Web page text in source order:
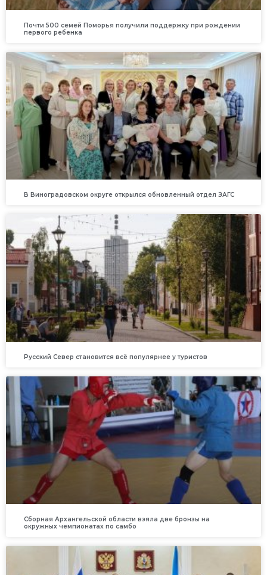
Почти 500 семей Поморья получили поддержку при рождении
первого ребенка
В Виноградовском округе открылся обновленный отдел ЗАГС
Русский Север становится всё популярнее у туристов
Сборная Архангельской области взяла две бронзы на
окружных чемпионатах по самбо